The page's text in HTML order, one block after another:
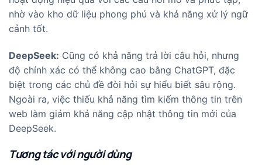
nhờ vào kho dữ liệu phong phú và khả năng xử lý ngữ
cảnh tốt.
DeepSeek: Cũng có khả năng trả lời câu hỏi, nhưng
độ chính xác có thể không cao bằng ChatGPT, đặc
biệt trong các chủ đề đòi hỏi sự hiểu biết sâu rộng.
Ngoài ra, việc thiếu khả năng tìm kiếm thông tin trên
web làm giảm khả năng cập nhật thông tin mới của
DeepSeek.
Tương tác với người dùng